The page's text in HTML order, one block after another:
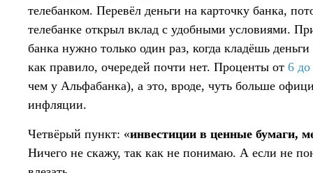
телебанком. Перевёл деньги на карточку банка,
телебанке открыл вклад с удобными условиями.
банка нужно только один раз, когда кладёшь деньги
как правило, очередей почти нет. Проценты от 6 до
чем у Альфабанка), а это, вроде, чуть больше
инфляции.
Четвёрый пункт: «инвестиции в ценные бумаги,
Ничего не скажу, так как не понимаю. А если не